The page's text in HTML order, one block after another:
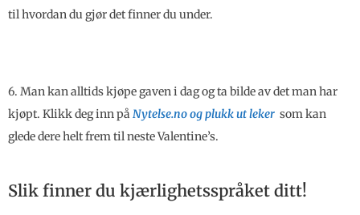
til hvordan du gjør det finner du under.
6. Man kan alltids kjøpe gaven i dag og ta bilde av det man har
kjøpt. Klikk deg inn på Nytelse.no og plukk ut leker som kan
glede dere helt frem til neste Valentine’s.
Slik finner du kjærlighetsspråket ditt!